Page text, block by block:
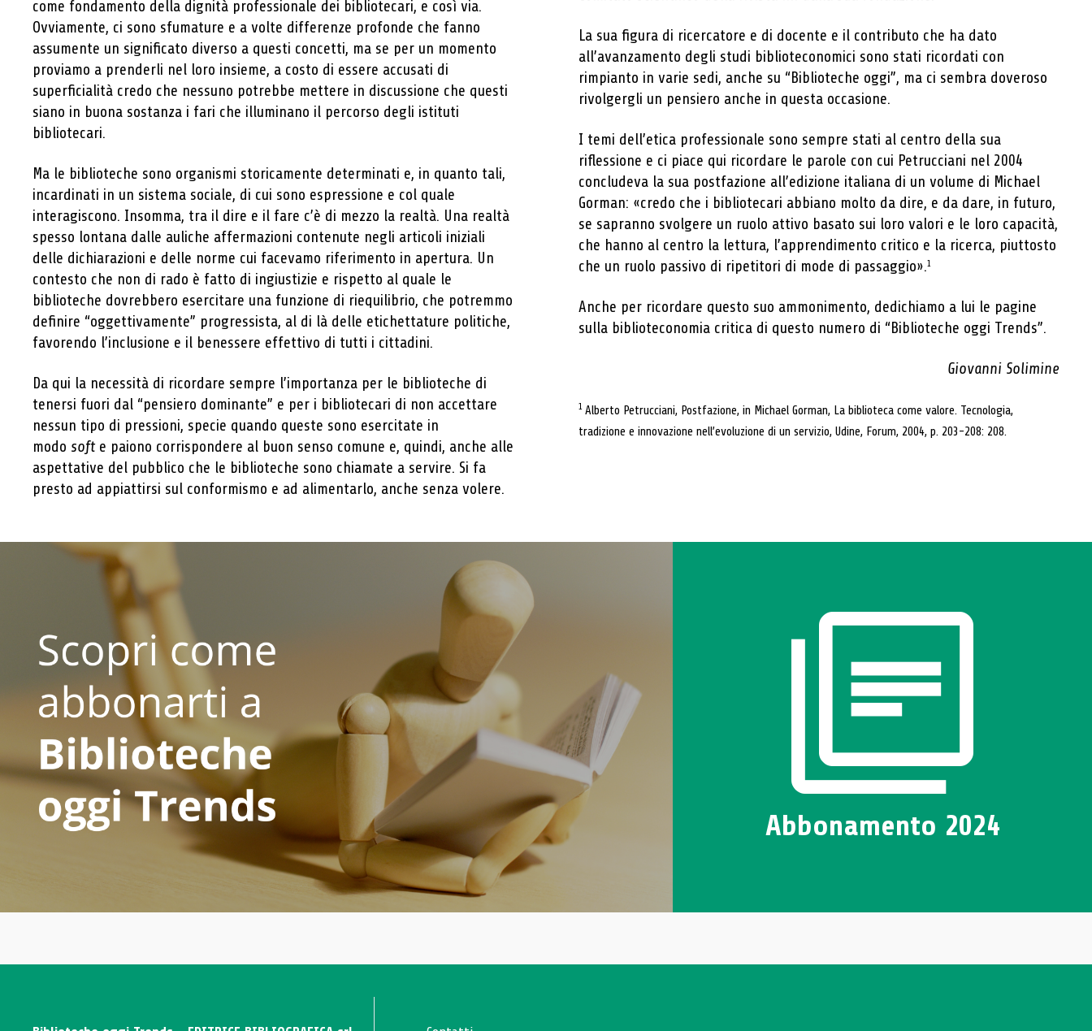
come fondamento della dignità professionale dei bibliotecari, e così via.
Ovviamente, ci sono sfumature e a volte differenze profonde che fanno
assumente un significato diverso a questi concetti, ma se per un momento
proviamo a prenderli nel loro insieme, a costo di essere accusati di
superficialità credo che nessuno potrebbe mettere in discussione che questi
siano in buona sostanza i fari che illuminano il percorso degli istituti
bibliotecari.
Ma le biblioteche sono organismi storicamente determinati e, in quanto tali,
incardinati in un sistema sociale, di cui sono espressione e col quale
interagiscono. Insomma, tra il dire e il fare c’è di mezzo la realtà. Una realtà
spesso lontana dalle auliche affermazioni contenute negli articoli iniziali
delle dichiarazioni e delle norme cui facevamo riferimento in apertura. Un
contesto che non di rado è fatto di ingiustizie e rispetto al quale le
biblioteche dovrebbero esercitare una funzione di riequilibrio, che potremmo
definire “oggettivamente” progressista, al di là delle etichettature politiche,
favorendo l’inclusione e il benessere effettivo di tutti i cittadini.
Da qui la necessità di ricordare sempre l’importanza per le biblioteche di
tenersi fuori dal “pensiero dominante” e per i bibliotecari di non accettare
nessun tipo di pressioni, specie quando queste sono esercitate in
modo soft e paiono corrispondere al buon senso comune e, quindi, anche alle
aspettative del pubblico che le biblioteche sono chiamate a servire. Si fa
presto ad appiattirsi sul conformismo e ad alimentarlo, anche senza volere.
La sua figura di ricercatore e di docente e il contributo che ha dato
all’avanzamento degli studi biblioteconomici sono stati ricordati con
rimpianto in varie sedi, anche su “Biblioteche oggi”, ma ci sembra doveroso
rivolgergli un pensiero anche in questa occasione.
I temi dell’etica professionale sono sempre stati al centro della sua
riflessione e ci piace qui ricordare le parole con cui Petrucciani nel 2004
concludeva la sua postfazione all’edizione italiana di un volume di Michael
Gorman: «credo che i bibliotecari abbiano molto da dire, e da dare, in futuro,
se sapranno svolgere un ruolo attivo basato sui loro valori e le loro capacità,
che hanno al centro la lettura, l’apprendimento critico e la ricerca, piuttosto
che un ruolo passivo di ripetitori di mode di passaggio».1
Anche per ricordare questo suo ammonimento, dedichiamo a lui le pagine
sulla biblioteconomia critica di questo numero di “Biblioteche oggi Trends”.
Giovanni Solimine
1 Alberto Petrucciani, Postfazione, in Michael Gorman, La biblioteca come valore. Tecnologia,
tradizione e innovazione nell’evoluzione di un servizio, Udine, Forum, 2004, p. 203-208: 208.
Accedi
Abbonamento 2024